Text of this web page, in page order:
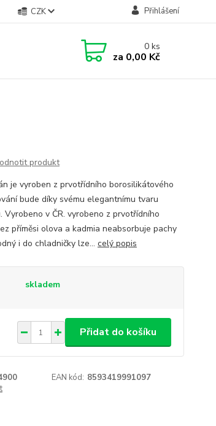
CZK Přihlášení
0ks
za 0,00 Kč
produkt
je vyroben z prvotřídního borosilikátového
bude díky svému elegantnímu tvaru
Vyrobeno v ČR. vyrobeno z prvotřídního
příměsi olova a kadmia neabsorbuje pachy
i do chladničky lze... celý popis
skladem
Přidat do košíku
EAN kód: 8593419991097